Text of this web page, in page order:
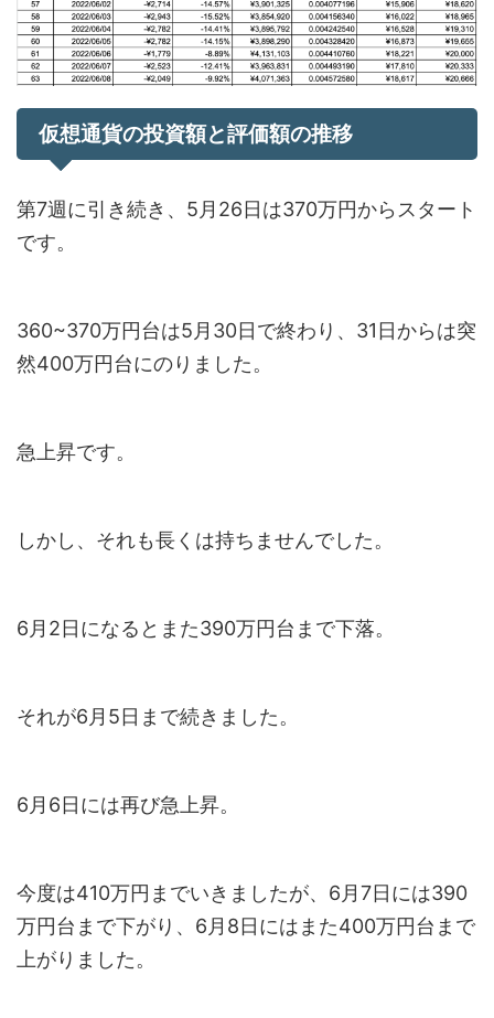
仮想通貨の投資額と評価額の推移
第7週に引き続き、5月26日は370万円からスタート
です。
360~370万円台は5月30日で終わり、31日からは突
然400万円台にのりました。
急上昇です。
しかし、それも長くは持ちませんでした。
6月2日になるとまた390万円台まで下落。
それが6月5日まで続きました。
6月6日には再び急上昇。
今度は410万円までいきましたが、6月7日には390
万円台まで下がり、6月8日にはまた400万円台まで
上がりました。